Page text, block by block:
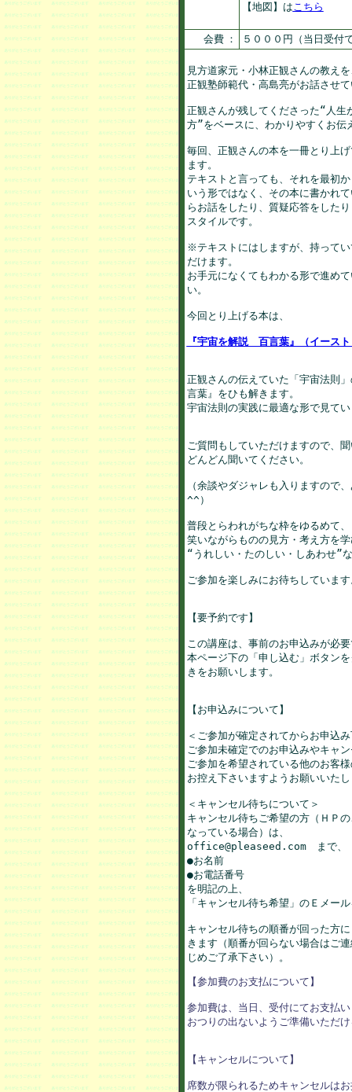
【地図】はこちら
会費 ： ５０００円（当日受付
見方道家元・小林正観さんの教えを
正観塾師範代・高島亮がお話させ
正観さんが残してくださった“人生
方”をベースに、わかりやすくお伝
毎回、正観さんの本を一冊とり上
ます。
テキストと言っても、それを最初
いう形ではなく、その本に書かれ
らお話をしたり、質疑応答をした
スタイルです。
※テキストにはしますが、持って
だけます。
お手元になくてもわかる形で進め
い。
今回とり上げる本は、
正観さんの伝えていた「宇宙法則
言葉』をひも解きます。
宇宙法則の実践に最適な形で見て
ご質問もしていただけますので、
どんどん聞いてください。
（余談やダジャレも入りますので
^^）
普段とらわれがちな枠をゆるめて、
笑いながらものの見方・考え方を
“うれしい・たのしい・しあわせ”
ご参加を楽しみにお待ちしています
【要予約です】
この講座は、事前のお申込みが必
本ページ下の「申し込む」ボタン
きをお願いします。
【お申込みについて】
＜ご参加が確定されてからお申込
ご参加未確定でのお申込みやキャ
ご参加を希望されている他のお客
お控え下さいますようお願いいた
＜キャンセル待ちについて＞
キャンセル待ちご希望の方（ＨＰ
なっている場合）は、
office@pleaseed.com　まで、
●お名前
●お電話番号
を明記の上、
「キャンセル待ち希望」のＥメー
キャンセル待ちの順番が回った方
きます（順番が回らない場合はご
【参加費のお支払について】
参加費は、当日、受付にてお支払
おつりの出ないようご準備いただ
【キャンセルについて】
席数が限られるためキャンセルは